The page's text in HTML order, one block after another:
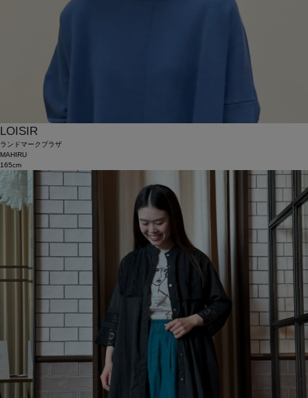
LOISIR
ランドマークプラザ
MAHIRU
165cm